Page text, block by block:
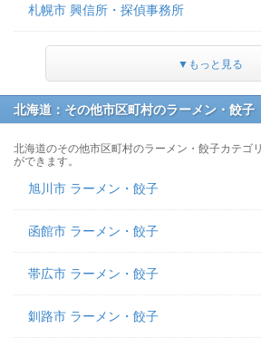
札幌市 興信所・探偵事務所
▼もっと見る
北海道：その他市区町村のラーメン・餃子
北海道のその他市区町村のラーメン・餃子カテゴ
ができます。
旭川市 ラーメン・餃子
函館市 ラーメン・餃子
帯広市 ラーメン・餃子
釧路市 ラーメン・餃子